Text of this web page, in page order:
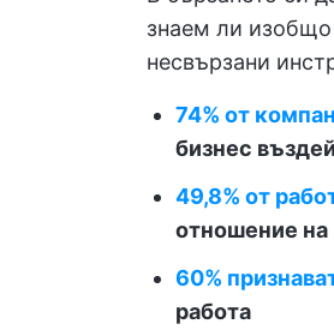
знаем ли изобщо
несвързани
74% от
бизнес
49,8% от
отношение на
60%
работа